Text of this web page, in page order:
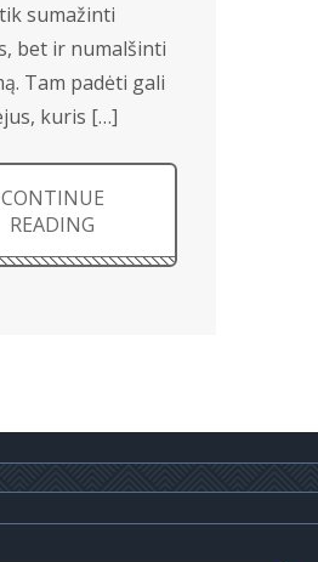
sumažinti
bet ir numalšinti
Tam padėti gali
kuris […]
CONTINUE
READING